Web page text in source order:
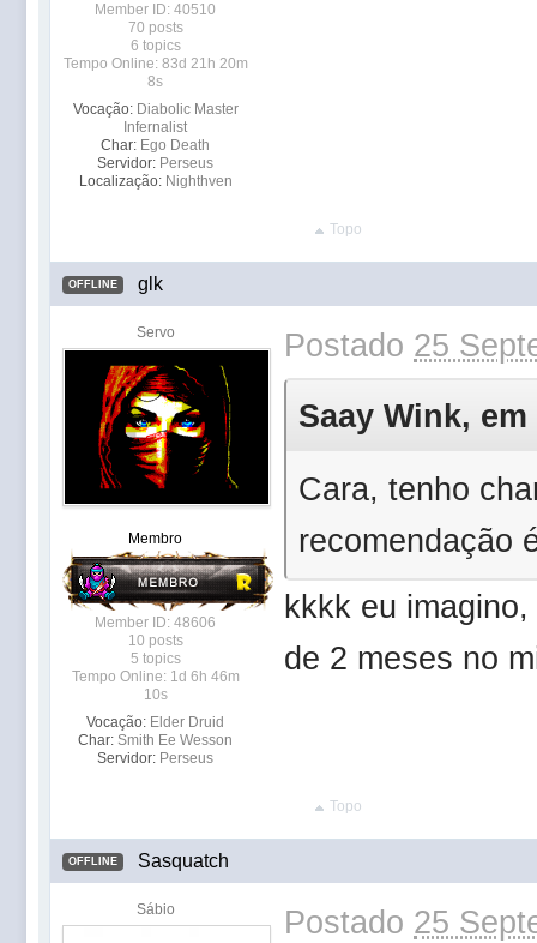
Member ID: 40510
70 posts
6 topics
Tempo Online: 83d 21h 20m
8s
Vocação: Diabolic Master
Infernalist
Char: Ego Death
Servidor: Perseus
Localização: Nighthven
Topo
OFFLINE glk
Servo
Membro
Member ID: 48606
10 posts
5 topics
Tempo Online: 1d 6h 46m
10s
Vocação: Elder Druid
Char: Smith Ee Wesson
Servidor: Perseus
Postado 25
Saay Wink,
Cara, tenho
recomendação
kkkk eu
de 2 meses no
Topo
OFFLINE Sasquatch
Sábio Postado 25